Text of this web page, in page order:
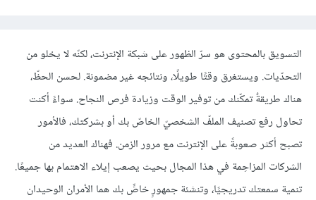
التسويق بالمحتوى هو سرّ الظهور على شبكة الإنترنت، لكنّه لا يخلو من
التحدّيات. ويستغرق وقتًا طويلًا، ونتائجه غير مضمونة. لحسن الحظّ،
هناك طريقةٌ تمكّنك من توفير الوقت وزيادة فرص النجاح. سواءً أكنت
تحاول رفع تصنيف الملفّ الشخصيّ الخاصّ بك أو بشركتك، فالأمور
تصبح أكثر صعوبةً على الإنترنت مع مرور الزمن. فهناك العديد من
الشركات المزاحِمة في هذا المجال بحيث يصعب إيلاء الاهتمام بها جميعًا.
تنمية سمعتك تدريجيًا، وتنشئة جمهورٍ خاصٍّ بك هما الأمران الوحيدان